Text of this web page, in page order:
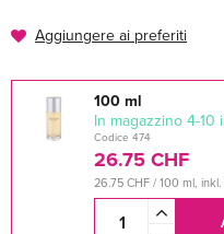
Aggiungere ai preferiti
100 ml
In magazzino 4-10
Codice 474
26.75 CHF
26.75 CHF / 100 ml, inkl.